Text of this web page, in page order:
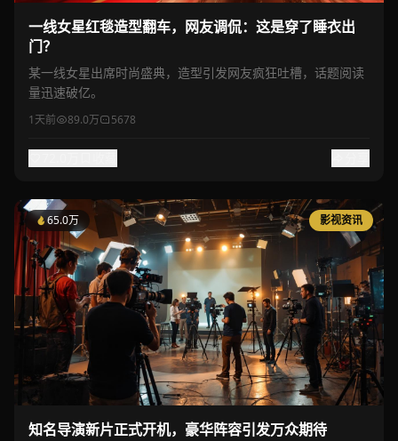
一线女星红毯造型翻车，网友调侃：这是穿了睡衣出
门？
某一线女星出席时尚盛典，造型引发网友疯狂吐槽，话题阅读
量迅速破亿。
1天前 89.0万 5678
65.0万 影视资讯
知名导演新片正式开机，豪华阵容引发万众期待